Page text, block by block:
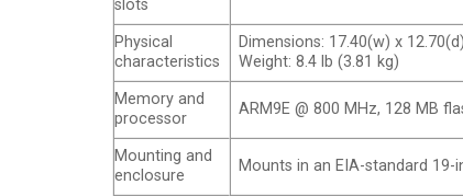
slots
Physical
characteristics
Dimensions: 17.40(w) x
Weight: 8.4 lb (3.81 kg)
Memory and
processor
ARM9E @ 800 MHz, 128 MB
Mounting and
enclosure
Mounts in an EIA-standard